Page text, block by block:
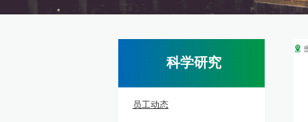
科学研究
员工动态